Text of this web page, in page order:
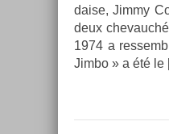
da­ise, Jimmy
deux
1974 a
Jimbo » a été